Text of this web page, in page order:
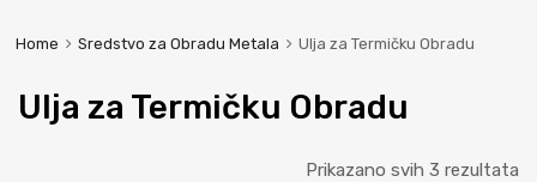
Home Sredstvo za Obradu Metala Ulja za Termičku Obradu
Ulja za Termičku Obradu
Prikazano svih 3 rezultata